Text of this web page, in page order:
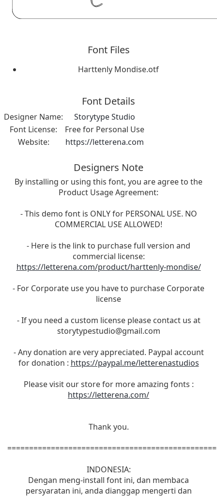
Font Files
Harttenly Mondise.otf
Font Details
Designer Name:
Storytype Studio
Font License:
Free for Personal Use
Website:
https://letterena.com
Designers Note
By installing or using this font, you are agree to the
Product Usage Agreement:
- This demo font is ONLY for PERSONAL USE. NO
COMMERCIAL USE ALLOWED!
- Here is the link to purchase full version and
commercial license:
https://letterena.com/product/harttenly-mondise/
- For Corporate use you have to purchase Corporate
license
- If you need a custom license please contact us at
storytypestudio@gmail.com
- Any donation are very appreciated. Paypal account
for donation : https://paypal.me/letterenastudios
Please visit our store for more amazing fonts :
https://letterena.com/
Thank you.
INDONESIA:
Dengan meng-install font ini, dan membaca
persyaratan ini, anda dianggap mengerti dan